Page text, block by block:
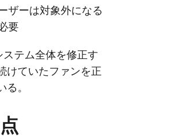
ザーは対象外になる
要
ステム全体を修正す
けていたファンを正
。